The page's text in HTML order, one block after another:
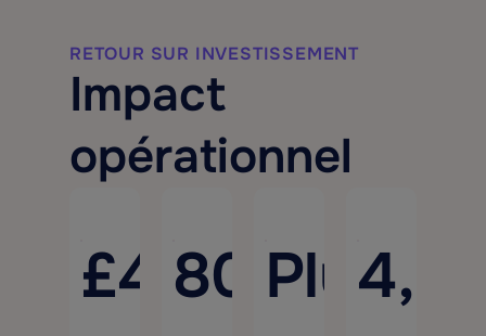
RETOUR SUR INVESTISSEMENT
Impact
opérationnel
£400 M
80 %
Plus
4,3